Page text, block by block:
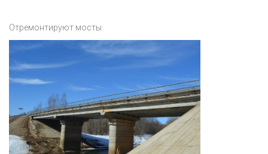
Отремонтируют мосты